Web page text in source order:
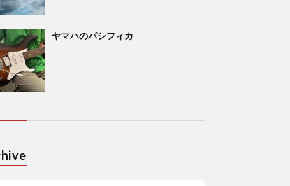
ヤマハのパシフィカ